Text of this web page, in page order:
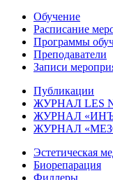
Обучение
Расписание
Программы
Преподаватели
Записи
Публикации
ЖУРНАЛ LES
ЖУРНАЛ
ЖУРНАЛ
Эстетическая
Биорепарация
Филлеры